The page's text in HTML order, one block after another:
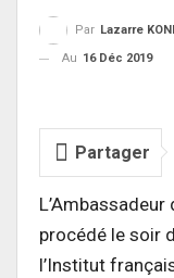
Par Lazarre
Au 16 Déc 2019
Partager
L’Ambassadeur
procédé le soir
l’Institut